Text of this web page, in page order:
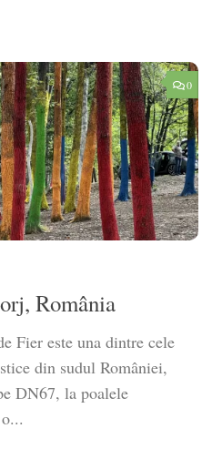
0
România
Fier este una dintre cele
din sudul României,
DN67, la poalele